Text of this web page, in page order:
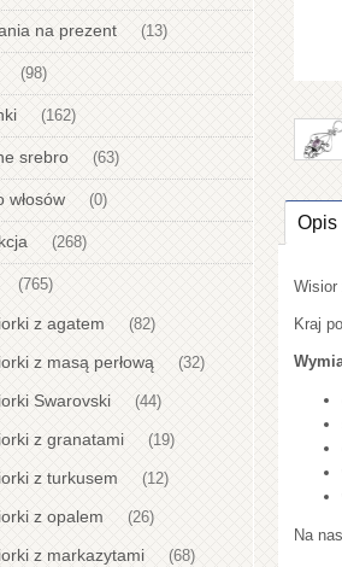
na prezent (13)
(98)
(162)
srebro (63)
włosów (0)
(268)
(765)
z agatem (82)
z masą perłową (32)
Swarovski (44)
z granatami (19)
z turkusem (12)
z opalem (26)
z markazytami (68)
Opis
Wisior
Kraj
Na